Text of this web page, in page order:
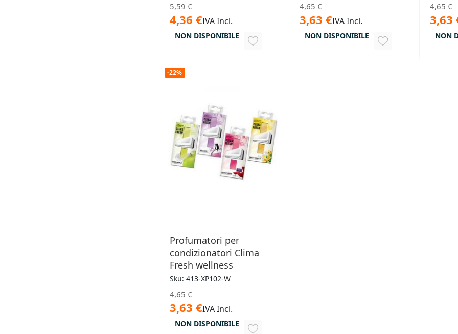
5,59 €
4,36 €IVA Incl.
NON DISPONIBILE
AGGIUNGI
4,65 €
3,63 €IVA Incl.
NON DISPONIBILE
AGGIUNGI
4,65 €
3,63
NON
-22%
Profumatori per
condizionatori Clima
Fresh wellness
Sku: 413-XP102-W
4,65 €
3,63 €IVA Incl.
NON DISPONIBILE
AGGIUNGI